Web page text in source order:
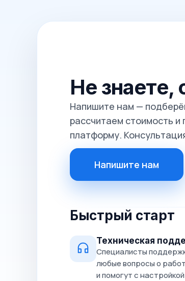
Не знаете,
Напишите нам —
рассчитаем стоимость
платформу.
Напишите нам
Быстрый старт
Техническая
Специалисты
любые вопросы о
и помогут с